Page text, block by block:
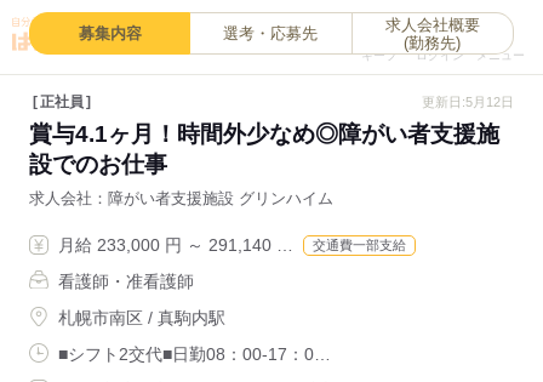
キープ
0
ログイン メニュー
募集内容 選考・応募先
求人会社概要
(勤務先)
正社員 更新日:5月12日
賞与4.1ヶ月！時間外少なめ◎障がい者支援施
設でのお仕事
求人会社 障がい者支援施設 グリンハイム
月給 233,000 円 ～ 291,140 … 交通費一部支給
看護師・准看護師
札幌市南区 / 真駒内駅
■シフト2交代■日勤08：00-17：0…